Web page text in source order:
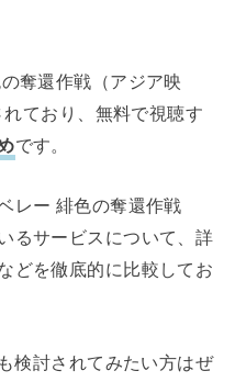
奪還作戦（アジア映
ており、無料で視聴す
です。
レー 緋色の奪還作戦
るサービスについて、詳
どを徹底的に比較してお
検討されてみたい方はぜ